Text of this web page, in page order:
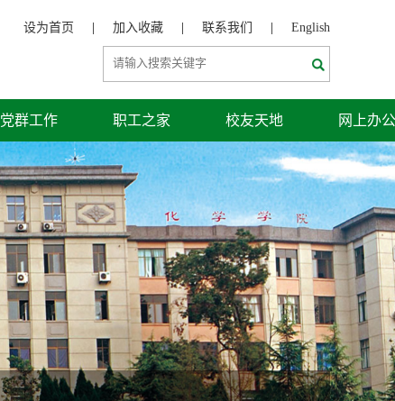
English
联系我们
加入收藏
设为首页
党群工作 职工之家 校友天地 网上办公